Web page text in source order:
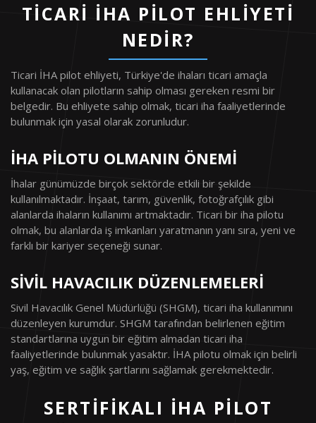
TICARI İHA PILOT EHLIYETI
NEDIR?
Ticari İHA pilot ehliyeti, Türkiye'de ihaları ticari amaçla
kullanacak olan pilotların sahip olması gereken resmi bir
belgedir. Bu ehliyete sahip olmak, ticari iha faaliyetlerinde
bulunmak için yasal olarak zorunludur.
İHA PILOTU OLMANIN ÖNEMI
İhalar günümüzde birçok sektörde etkili bir şekilde
kullanılmaktadır. İnşaat, tarım, güvenlik, fotoğrafçılık gibi
alanlarda ihaların kullanımı artmaktadır. Ticari bir iha pilotu
olmak, bu alanlarda iş imkanları yaratmanın yanı sıra, yeni ve
farklı bir kariyer seçeneği sunar.
SIVIL HAVACILIK DÜZENLEMELERI
Sivil Havacılık Genel Müdürlüğü (SHGM), ticari iha kullanımını
düzenleyen kurumdur. SHGM tarafından belirlenen eğitim
standartlarına uygun bir eğitim almadan ticari iha
faaliyetlerinde bulunmak yasaktır. İHA pilotu olmak için belirli
yaş, eğitim ve sağlık şartlarını sağlamak gerekmektedir.
SERTIFIKALI İHA PILOT